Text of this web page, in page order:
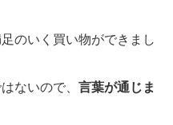
のいく買い物ができまし
ないので、 言葉が通じま